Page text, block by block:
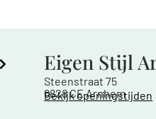
Eigen Stijl
Steenstraat 75
6828 CE Arnhem
Bekijk openingstijden